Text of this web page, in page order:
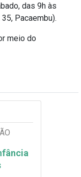
das 9h às
Pacaembu).
meio do